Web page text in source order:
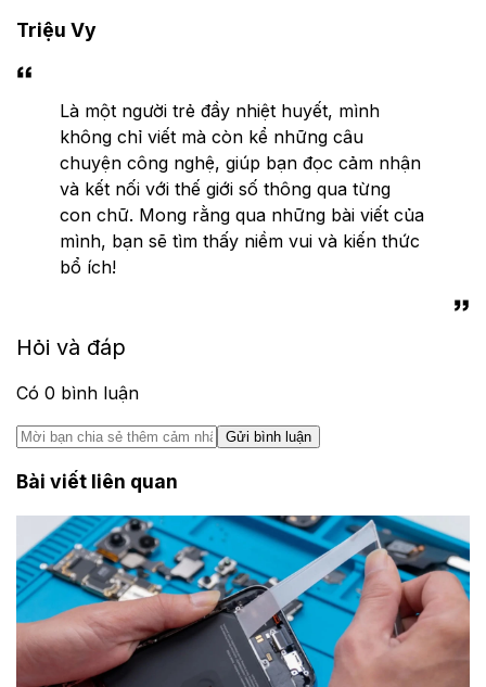
Triệu Vy
Là một người trẻ đầy nhiệt huyết, mình
không chỉ viết mà còn kể những câu
chuyện công nghệ, giúp bạn đọc cảm nhận
và kết nối với thế giới số thông qua từng
con chữ. Mong rằng qua những bài viết của
mình, bạn sẽ tìm thấy niềm vui và kiến thức
bổ ích!
Hỏi và đáp
Có 0 bình luận
Gửi bình luận
Bài viết liên quan